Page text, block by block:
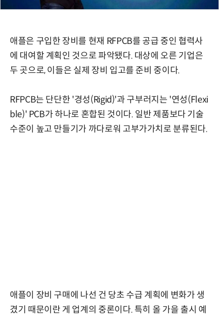
애플은 구입한 장비를 현재 RFPCB를 공급 중인 협력사
에 대여할 계획인 것으로 파악됐다. 대상에 오른 기업은
두 곳으로, 이들은 실제 장비 입고를 준비 중이다.
RFPCB는 단단한 '경성(Rigid)'과 구부러지는 '연성(Flexi
ble)' PCB가 하나로 혼합된 것이다. 일반 제품보다 기술
수준이 높고 만들기가 까다로워 고부가가치로 분류된다.
애플이 장비 구매에 나선 건 당초 수급 계획에 변화가 생
겼기 때문이란 게 업계의 중론이다. 특히 올 가을 출시 예